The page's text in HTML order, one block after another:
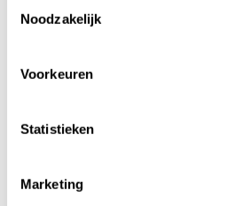
Noodzakelijk
Voorkeuren
Statistieken
Marketing